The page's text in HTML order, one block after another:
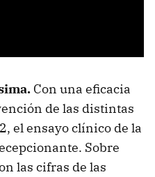
Con una eficacia
de las distintas
el ensayo clínico de la
Sobre
las cifras de las